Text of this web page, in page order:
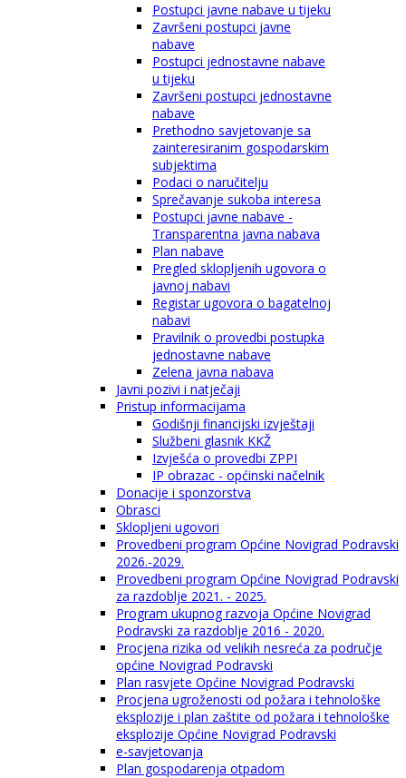
Postupci javne nabave u tijeku
Završeni postupci javne
nabave
Postupci jednostavne nabave
u tijeku
Završeni postupci jednostavne
nabave
Prethodno savjetovanje sa
zainteresiranim gospodarskim
subjektima
Podaci o naručitelju
Sprečavanje sukoba interesa
Postupci javne nabave -
Transparentna javna nabava
Plan nabave
Pregled sklopljenih ugovora o
javnoj nabavi
Registar ugovora o bagatelnoj
nabavi
Pravilnik o provedbi postupka
jednostavne nabave
Zelena javna nabava
Javni pozivi i natječaji
Pristup informacijama
Godišnji financijski izvještaji
Službeni glasnik KKŽ
Izvješća o provedbi ZPPI
IP obrazac - općinski načelnik
Donacije i sponzorstva
Obrasci
Sklopljeni ugovori
Provedbeni program Općine Novigrad Podravski
2026.-2029.
Provedbeni program Općine Novigrad Podravski
za razdoblje 2021. - 2025.
Program ukupnog razvoja Općine Novigrad
Podravski za razdoblje 2016 - 2020.
Procjena rizika od velikih nesreća za područje
općine Novigrad Podravski
Plan rasvjete Općine Novigrad Podravski
Procjena ugroženosti od požara i tehnološke
eksplozije i plan zaštite od požara i tehnološke
eksplozije Općine Novigrad Podravski
e-savjetovanja
Plan gospodarenja otpadom